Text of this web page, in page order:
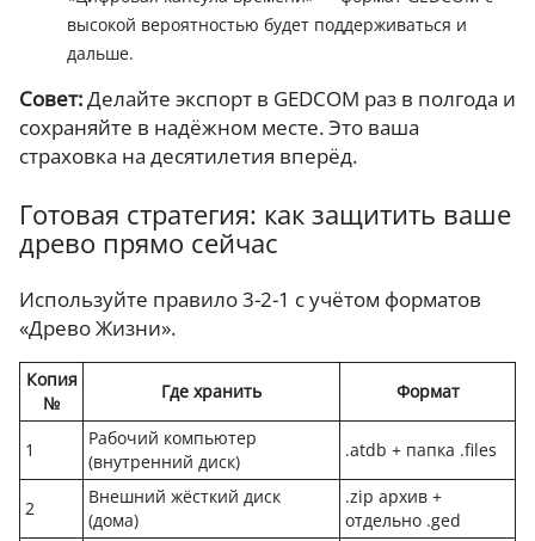
высокой вероятностью будет поддерживаться и
дальше.
Совет:Делайте экспорт в GEDCOM раз в полгода и
сохраняйте в надёжном месте. Это ваша
страховка на десятилетия вперёд.
Готовая стратегия: как защитить ваше
древо прямо сейчас
Используйте правило 3-2-1 с учётом форматов
«Древо Жизни».
Копия
№
Где хранить Формат
1
Рабочий компьютер
(внутренний диск)
.atdb + папка .files
2
Внешний жёсткий диск
(дома)
.zip архив +
отдельно .ged